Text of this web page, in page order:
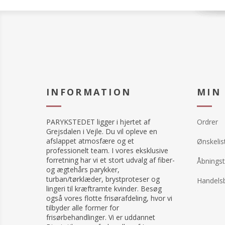
INFORMATION
PARYKSTEDET ligger i hjertet af
Grejsdalen i Vejle. Du vil opleve en
afslappet atmosfære og et
professionelt team. I vores eksklusive
forretning har vi et stort udvalg af fiber-
og ægtehårs parykker,
turban/tørklæder, brystproteser og
lingeri til kræftramte kvinder. Besøg
også vores flotte frisørafdeling, hvor vi
tilbyder alle former for
frisørbehandlinger. Vi er uddannet
MIN
Ordrer